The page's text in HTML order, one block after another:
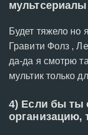
мультсериалы
Будет тяжело но
Гравити Фолз ,
да-да я смотрю
мультик только
4) Если бы ты
организацию,